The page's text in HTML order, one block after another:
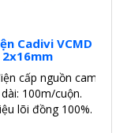
Cadivi VCMD
2x16mm
cấp nguồn camera.
100m/cuộn.
lõi đồng 100%.